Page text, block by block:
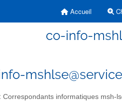
Accueil
co-info-
Correspondants informatiques msh-